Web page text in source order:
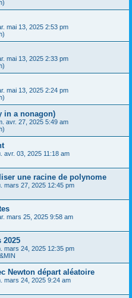
mai 13, 2025 2:53 pm
mai 13, 2025 2:33 pm
mai 13, 2025 2:24 pm
in a nonagon)
avr. 27, 2025 5:49 am
avr. 03, 2025 11:18 am
une racine de polynome
mars 27, 2025 12:45 pm
mars 25, 2025 9:58 am
2025
mars 24, 2025 12:35 pm
Newton départ aléatoire
mars 24, 2025 9:24 am